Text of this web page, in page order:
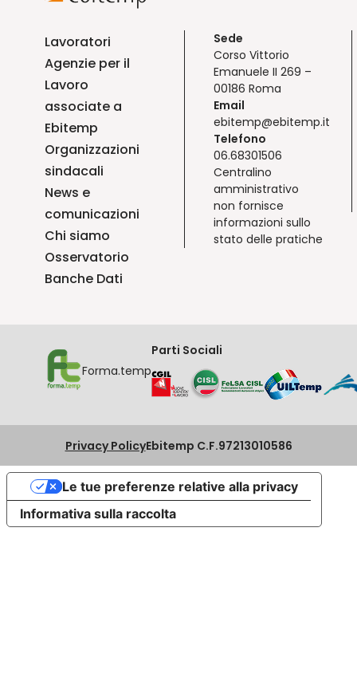
Lavoratori
Agenzie per il
Lavoro
associate a
Ebitemp
Organizzazioni
sindacali
News e
comunicazioni
Chi siamo
Osservatorio
Banche Dati
Sede
Corso Vittorio
Emanuele II 269 –
00186 Roma
Email
ebitemp@ebitemp.it
Telefono
06.68301506
Centralino
amministrativo
non fornisce
informazioni sullo
stato delle pratiche
Forma.temp
Parti Sociali
Privacy PolicyEbitemp C.F.97213010586
Informativa sulla raccolta
Le tue preferenze relative alla privacy